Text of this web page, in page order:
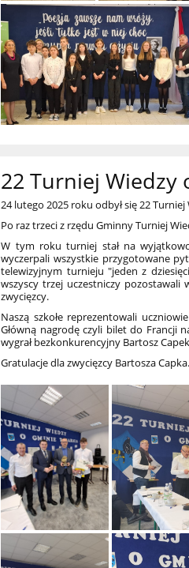
22 Turniej Wiedzy
24 lutego 2025 roku odbył się 22
Po raz trzeci z rzędu Gminny Turniej
W tym roku turniej stał na
wyczerpali wszystkie przygotowane
telewizyjnym turnieju "jeden z
wszyscy trzej uczestniczy
zwycięzcy.
Naszą szkołe reprezentowali
Główną nagrodę czyli bilet do Francji
wygrał bezkonkurencyjny Bartosz
Gratulacje dla zwycięzcy Bartosza Capka.